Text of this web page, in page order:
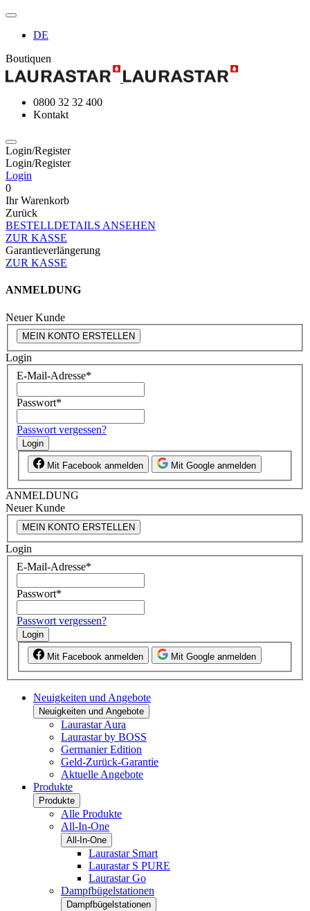
DE
Boutiquen
0800 32 32 400
Kontakt
Login/Register
Login/Register
Login
0
Ihr Warenkorb
Zurück
BESTELLDETAILS ANSEHEN
ZUR KASSE
Garantieverlängerung
ZUR KASSE
ANMELDUNG
Neuer Kunde
MEIN KONTO ERSTELLEN
Login
E-Mail-Adresse*
Passwort*
Passwort vergessen?
Login
Mit Facebook anmelden Mit Google anmelden
ANMELDUNG
Neuer Kunde
MEIN KONTO ERSTELLEN
Login
E-Mail-Adresse*
Passwort*
Passwort vergessen?
Login
Mit Facebook anmelden Mit Google anmelden
Neuigkeiten und Angebote
Neuigkeiten und Angebote
Laurastar Aura
Laurastar by BOSS
Germanier Edition
Geld-Zurück-Garantie
Aktuelle Angebote
Produkte
Produkte
Alle Produkte
All-In-One
All-In-One
Laurastar Smart
Laurastar S PURE
Laurastar Go
Dampfbügelstationen
Dampfbügelstationen